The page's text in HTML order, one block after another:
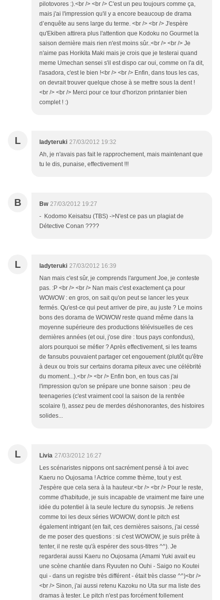
pilotovores :).<br /> <br /> C'est un peu toujours comme ça,
mais j'ai l'impression qu'il y a encore beaucoup de drama
d’enquête au sens large du terme. <br /> <br /> J'espère
qu'Ekiben attirera plus l'attention que Kodoku no Gourmet la
saison dernière mais rien n'est moins sûr..<br /> <br /> Je
n'aime pas Horikita Maki mais je crois que je testerai quand
meme Umechan sensei s'il est dispo car oui, comme on l'a dit,
l'asadora, c'est le bien !<br /> <br /> Enfin, dans tous les cas,
on devrait trouver quelque chose à se mettre sous la dent !
<br /> <br /> Merci pour ce tour d'horizon printanier bien
complet ! :)
L ladyteruki 27/03/2012 19:32
Ah, je n'avais pas fait le rapprochement, mais maintenant que
tu le dis, punaise, effectivement !!!
B Bw 27/03/2012 19:27
- Kodomo Keisatsu (TBS) ->N'est ce pas un plagiat de
Détective Conan ????
L ladyteruki 27/03/2012 16:39
Nan mais c'est sûr, je comprends l'argument Joe, je conteste
pas. :P <br /> <br /> Nan mais c'est exactement ça pour
WOWOW : en gros, on sait qu'on peut se lancer les yeux
fermés. Qu'est-ce qui peut arriver de pire, au juste ? Le moins
bons des dorama de WOWOW reste quand même dans la
moyenne supérieure des productions télévisuelles de ces
dernières années (et oui, j'ose dire : tous pays confondus),
alors pourquoi se méfier ? Après effectivement, si les teams
de fansubs pouvaient partager cet engouement (plutôt qu'être
à deux ou trois sur certains dorama piteux avec une célébrité
du moment...).<br /> <br /> Enfin bon, en tous cas j'ai
l'impression qu'on se prépare une bonne saison : peu de
teenageries (c'est vraiment cool la saison de la rentrée
scolaire !), assez peu de merdes déshonorantes, des histoires
solides...
L Livia 27/03/2012 16:27
Les scénaristes nippons ont sacrément pensé à toi avec
Kaeru no Oujosama ! Actrice comme thème, tout y est.
J'espère que cela sera à la hauteur.<br /> <br /> Pour le reste,
comme d'habitude, je suis incapable de vraiment me faire une
idée du potentiel à la seule lecture du synopsis. Je retiens
comme toi les deux séries WOWOW, dont le pitch est
également intrigant (en fait, ces dernières saisons, j'ai cessé
de me poser des questions : si c'est WOWOW, je suis prête à
tenter, il ne reste qu'à espérer des sous-titres ^^). Je
regarderai aussi Kaeru no Oujosama (Amami Yuki avait eu
une scène chantée dans Ryuuten no Ouhi - Saigo no Koutei
qui - dans un registre très différent - était très classe ^^)<br />
<br /> Sinon, j'ai aussi retenu Kazoku no Uta sur ma liste des
dramas à tester. Le pitch n'est pas forcément follement